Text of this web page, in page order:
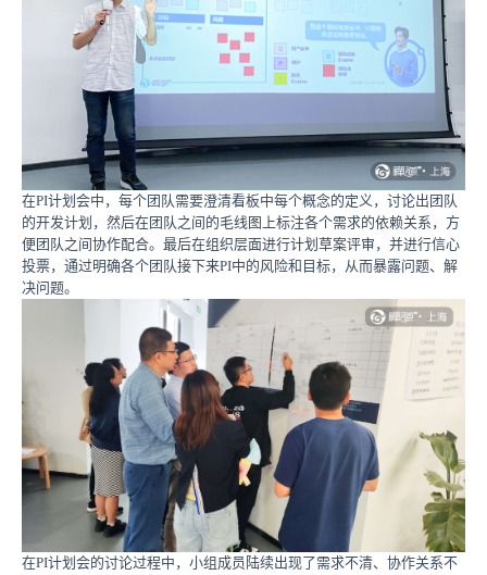
在PI计划会中，每个团队需要澄清看板中每个概念的定义，讨论出团队
的开发计划，然后在团队之间的毛线图上标注各个需求的依赖关系，方
便团队之间协作配合。最后在组织层面进行计划草案评审，并进行信心
投票，通过明确各个团队接下来PI中的风险和目标，从而暴露问题、解
决问题。
在PI计划会的讨论过程中，小组成员陆续出现了需求不清、协作关系不